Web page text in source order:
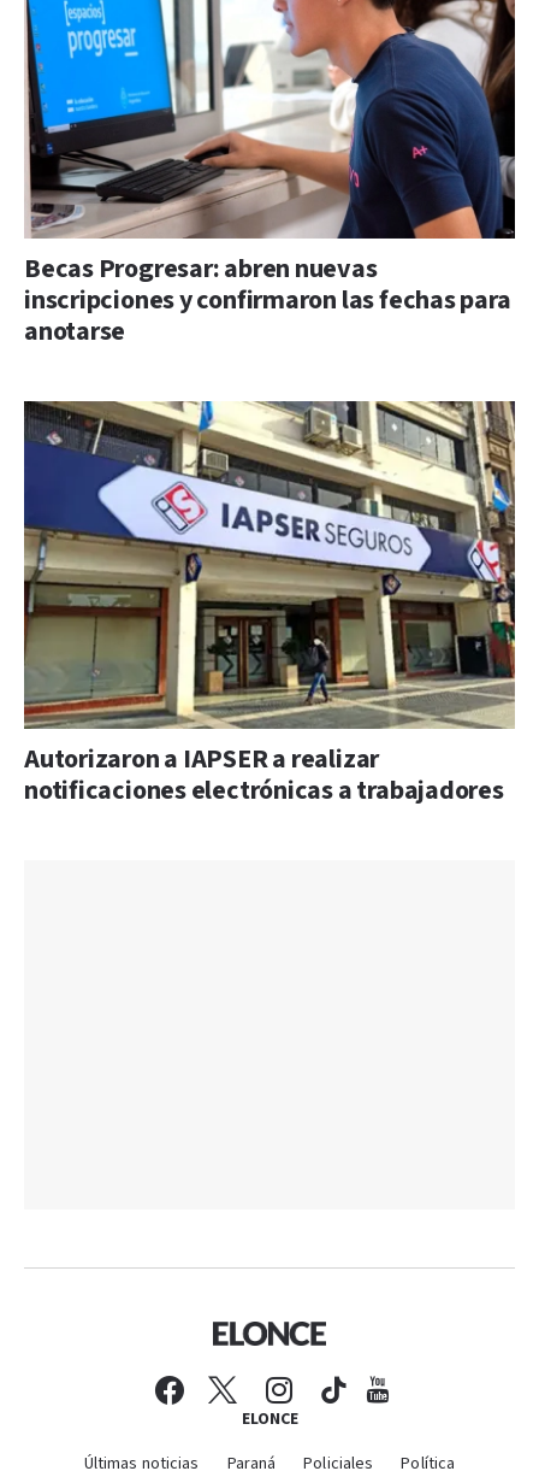
Becas Progresar: abren nuevas
inscripciones y confirmaron las fechas para
anotarse
Autorizaron a IAPSER a realizar
notificaciones electrónicas a trabajadores
ELONCE
Últimas noticias Paraná Policiales Política